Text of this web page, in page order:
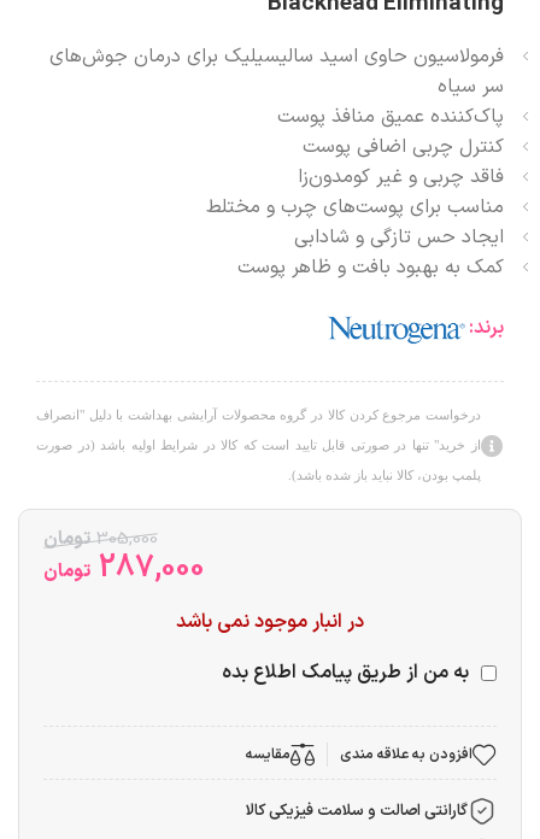
فرمولاسیون حاوی اسید سالیسیلیک برای درمان جوش‌های
سر سیاه
پاک‌کننده عمیق منافذ پوست
کنترل چربی اضافی پوست
فاقد چربی و غیر کومدون‌زا
مناسب برای پوست‌های چرب و مختلط
ایجاد حس تازگی و شادابی
کمک به بهبود بافت و ظاهر پوست
برند:
درخواست مرجوع کردن کالا در گروه محصولات آرایشی بهداشت با دلیل "انصراف
از خرید" تنها در صورتی قابل تایید است که کالا در شرایط اولیه باشد (در صورت
پلمپ بودن، کالا نباید باز شده باشد).
305,000 تومان
287,000 تومان
در انبار موجود نمی باشد
به من از طریق پیامک اطلاع بده
افزودن به علاقه مندی مقایسه
گارانتی اصالت و سلامت فیزیکی کالا